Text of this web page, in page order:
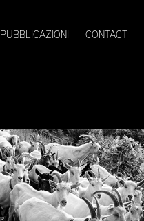
PUBBLICAZIONI CONTACT